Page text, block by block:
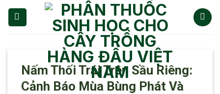
Chuyển
đến
Nấm Thối Trái Trên Sầu Riêng:
Cảnh Báo Mùa Bùng Phát Và